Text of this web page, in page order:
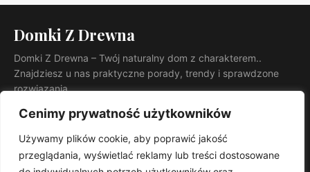
Cenimy prywatność użytkowników
Używamy plików cookie, aby poprawić jakość
przeglądania, wyświetlać reklamy lub treści dostosowane
Domki Z Drewna
Domki Z Drewna – Twój naturalny dom z charakterem..
Znajdziesz u nas praktyczne porady, trendy i sprawdzone
rozwiązania.
INFORMACJE
Kontakt